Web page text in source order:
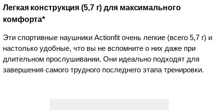
Легкая конструкция (5,7 г) для максимального
комфорта*
Эти спортивные наушники Actionfit очень легкие (всего 5,7 г) и
настолько удобные, что вы не вспомните о них даже при
длительном прослушивании. Они идеально подходят для
завершения самого трудного последнего этапа тренировки.